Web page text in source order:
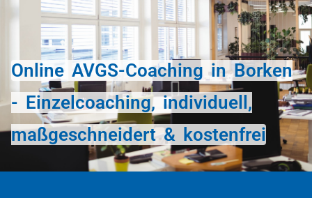
Online AVGS-Coaching in Borken
- Einzelcoaching, individuell,
maßgeschneidert & kostenfrei